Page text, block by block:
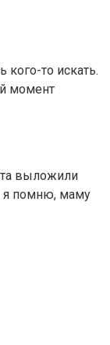
кого-то искать.
момент
выложили
я помню, маму